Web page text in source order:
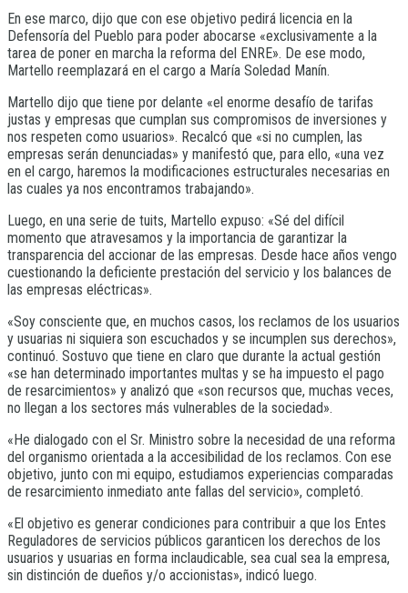
En ese marco, dijo que con ese objetivo pedirá licencia en la
Defensoría del Pueblo para poder abocarse «exclusivamente a la
tarea de poner en marcha la reforma del ENRE». De ese modo,
Martello reemplazará en el cargo a María Soledad Manín.
Martello dijo que tiene por delante «el enorme desafío de tarifas
justas y empresas que cumplan sus compromisos de inversiones y
nos respeten como usuarios». Recalcó que «si no cumplen, las
empresas serán denunciadas» y manifestó que, para ello, «una vez
en el cargo, haremos la modificaciones estructurales necesarias en
las cuales ya nos encontramos trabajando».
Luego, en una serie de tuits, Martello expuso: «Sé del difícil
momento que atravesamos y la importancia de garantizar la
transparencia del accionar de las empresas. Desde hace años vengo
cuestionando la deficiente prestación del servicio y los balances de
las empresas eléctricas».
«Soy consciente que, en muchos casos, los reclamos de los usuarios
y usuarias ni siquiera son escuchados y se incumplen sus derechos»,
continuó. Sostuvo que tiene en claro que durante la actual gestión
«se han determinado importantes multas y se ha impuesto el pago
de resarcimientos» y analizó que «son recursos que, muchas veces,
no llegan a los sectores más vulnerables de la sociedad».
«He dialogado con el Sr. Ministro sobre la necesidad de una reforma
del organismo orientada a la accesibilidad de los reclamos. Con ese
objetivo, junto con mi equipo, estudiamos experiencias comparadas
de resarcimiento inmediato ante fallas del servicio», completó.
«El objetivo es generar condiciones para contribuir a que los Entes
Reguladores de servicios públicos garanticen los derechos de los
usuarios y usuarias en forma inclaudicable, sea cual sea la empresa,
sin distinción de dueños y/o accionistas», indicó luego.